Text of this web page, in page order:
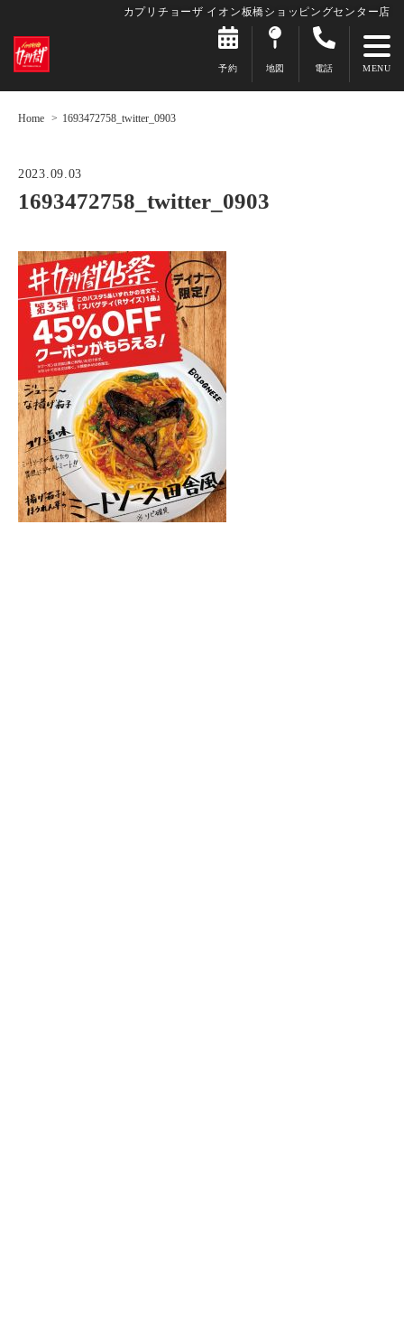
カプリチョーザ イオン板橋ショッピングセンター店
予約 地図 電話
Home 1693472758_twitter_0903
2023.09.03
1693472758_twitter_0903